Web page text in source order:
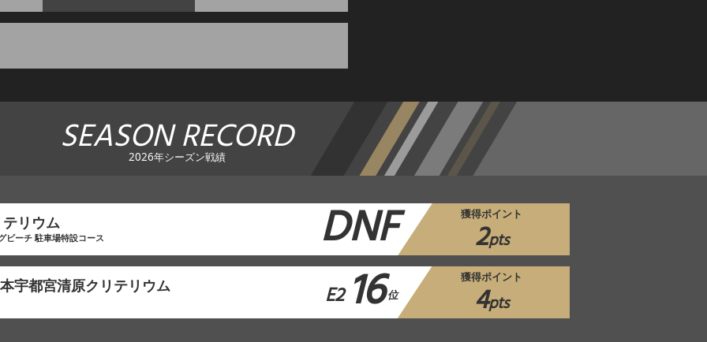
SEASON RECORD
2026年シーズン戦績
リウム
ビーチ 駐車場特設コース DNF 獲得ポイント
2pts
宇都宮清原クリテリウム E2 16位
獲得ポイント
4pts